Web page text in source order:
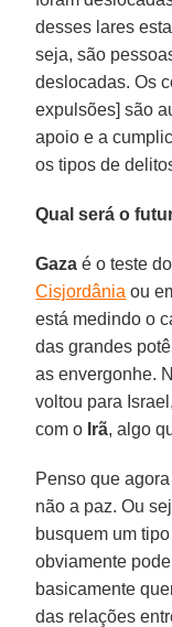
desses lares
seja, são
deslocadas. Os
expulsões] são
apoio e a
os tipos de
Qual será o
Gaza é o teste
Cisjordânia ou
está medindo o
das grandes
as envergonhe.
voltou para
com o Irã, algo
Penso que
não a paz. Ou
busquem um
obviamente
basicamente
das relações